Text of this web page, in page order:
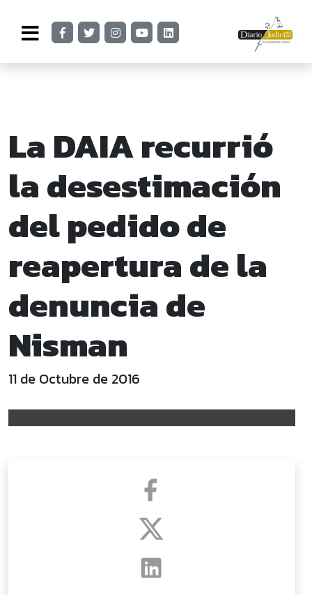
La DAIA recurrió
la desestimación
del pedido de
reapertura de la
denuncia de
Nisman
11 de Octubre de 2016